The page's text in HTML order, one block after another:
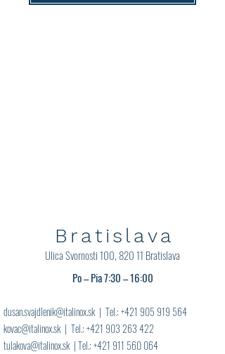
Ulica Svornosti 100, 820 11 Bratislava
Po – Pia 7:30 – 16:00
dusan.svajdlenik@italinox.sk | Tel.:+421 905 919 564
kovac@italinox.sk | Tel.:+421 903 263 422
tulakova@italinox.sk | Tel.:+421 911 560 064
Bratislava